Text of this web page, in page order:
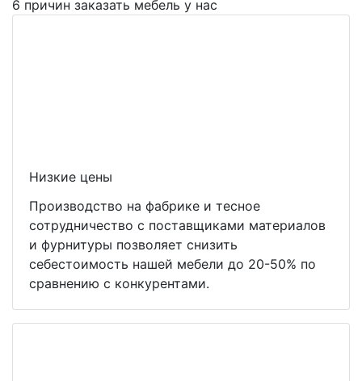
6 причин заказать мебель у нас
Низкие цены
Производство на фабрике и тесное
сотрудничество с поставщиками материалов
и фурнитуры позволяет снизить
себестоимость нашей мебели до 20-50% по
сравнению с конкурентами.